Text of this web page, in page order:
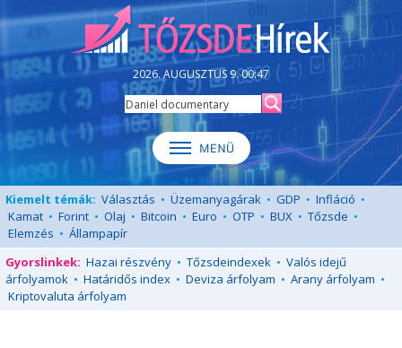
2026. AUGUSZTUS 9. 00:47
Kiemelt témák: Választás • Üzemanyagárak • GDP • Infláció •
Kamat • Forint • Olaj • Bitcoin • Euro • OTP • BUX • Tőzsde •
Elemzés • Állampapír
Gyorslinkek: Hazai részvény • Tőzsdeindexek • Valós idejű
árfolyamok • Határidős index • Deviza árfolyam • Arany árfolyam •
Kriptovaluta árfolyam